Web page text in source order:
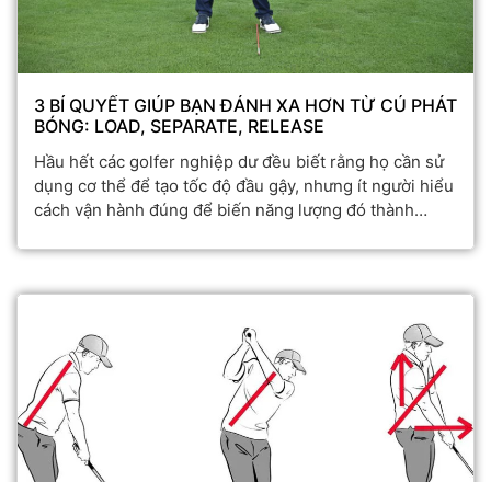
3 BÍ QUYẾT GIÚP BẠN ĐÁNH XA HƠN TỪ CÚ PHÁT
BÓNG: LOAD, SEPARATE, RELEASE
Hầu hết các golfer nghiệp dư đều biết rằng họ cần sử
dụng cơ thể để tạo tốc độ đầu gậy, nhưng ít người hiểu
cách vận hành đúng để biến năng lượng đó thành
di chuyển đúng trình tự, tích trữ và truyền năng lượng